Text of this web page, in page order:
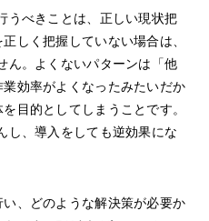
うべきことは、正しい現状把
しく把握していない場合は、
ん。よくないパターンは「他
効率がよくなったみたいだか
目的としてしまうことです。
し、導入をしても逆効果にな
、どのような解決策が必要か